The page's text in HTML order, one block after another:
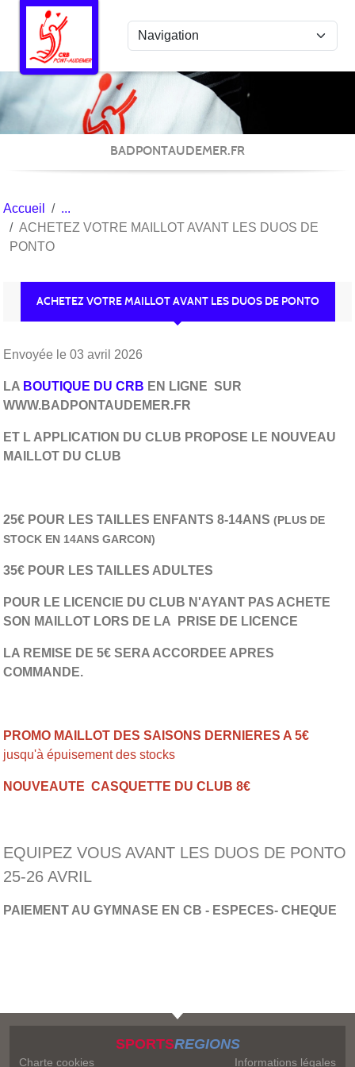
BADPONTAUDEMER.FR
Accueil
ACHETEZ VOTRE MAILLOT AVANT LES DUOS DE
PONTO
ACHETEZ VOTRE MAILLOT AVANT LES DUOS DE PONTO
Envoyée le 03 avril 2026
LA BOUTIQUE DU CRB EN LIGNE SUR
WWW.BADPONTAUDEMER.FR
ET L APPLICATION DU CLUB PROPOSE LE NOUVEAU
MAILLOT DU CLUB
25€ POUR LES TAILLES ENFANTS 8-14ANS (PLUS DE
STOCK EN 14ANS GARCON)
35€ POUR LES TAILLES ADULTES
POUR LE LICENCIE DU CLUB N'AYANT PAS ACHETE
SON MAILLOT LORS DE LA PRISE DE LICENCE
LA REMISE DE 5€ SERA ACCORDEE APRES
COMMANDE.
PROMO MAILLOT DES SAISONS DERNIERES A 5€
jusqu'à épuisement des stocks
NOUVEAUTE CASQUETTE DU CLUB 8€
EQUIPEZ VOUS AVANT LES DUOS DE PONTO
25-26 AVRIL
PAIEMENT AU GYMNASE EN CB - ESPECES- CHEQUE
SPORTSREGIONS
Charte cookies Informations légales
Panneau de gestion des cookies